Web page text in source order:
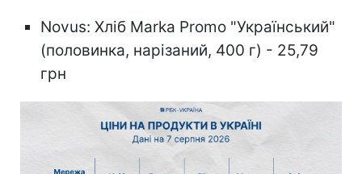
Novus: Хліб Marka Promo "Український"
(половинка, нарізаний, 400 г) - 25,79
грн